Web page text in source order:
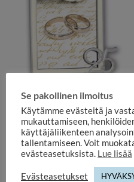
HÄÄ- JA JUHLAKEHYKSET
helmiäisprofiililla
34,90€
Se pakollinen ilmoitus
Käytämme evästeitä ja
mukauttamiseen,
käyttäjäliikenteen
tallentamiseen. Voit
evästeasetuksista. Lue lisää
Evästeasetukset